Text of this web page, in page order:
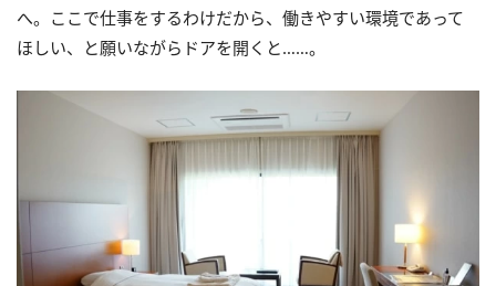
へ。ここで仕事をするわけだから、働きやすい環境であって
ほしい、と願いながらドアを開くと……。